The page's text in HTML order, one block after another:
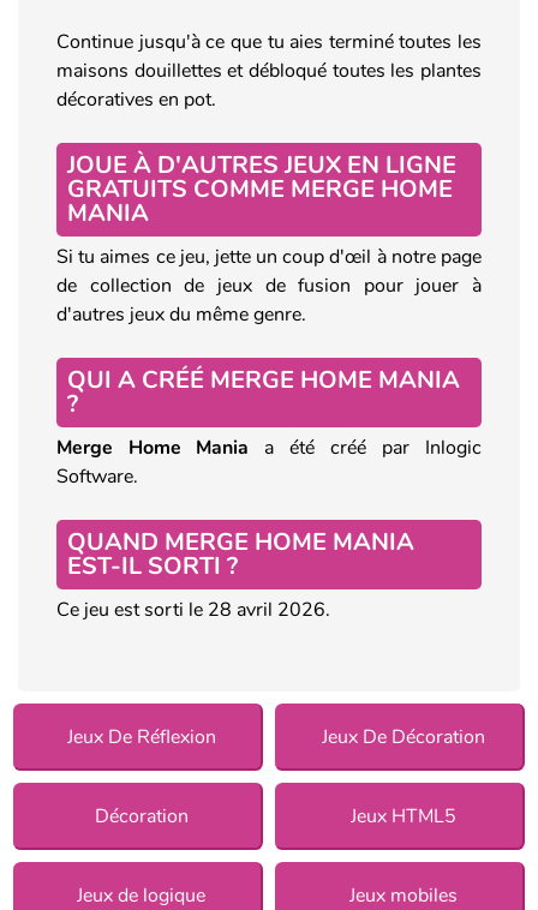
Continue jusqu'à ce que tu aies terminé toutes les
maisons douillettes et débloqué toutes les plantes
décoratives en pot.
JOUE À D'AUTRES JEUX EN LIGNE
GRATUITS COMME MERGE HOME
MANIA
Si tu aimes ce jeu, jette un coup d'œil à notre page
de collection de jeux de fusion pour jouer à
d'autres jeux du même genre.
QUI A CRÉÉ MERGE HOME MANIA
?
Merge Home Mania a été créé par Inlogic
Software.
QUAND MERGE HOME MANIA
EST-IL SORTI ?
Ce jeu est sorti le 28 avril 2026.
Jeux De Réflexion Jeux De Décoration
Décoration Jeux HTML5
Jeux de logique Jeux mobiles